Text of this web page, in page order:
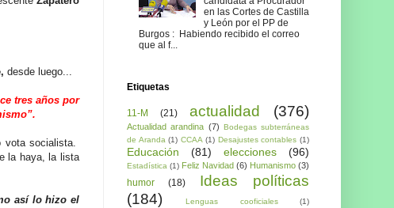
desde luego...
tres años por
socialista.
la haya, la lista
así lo hizo el
en las Cortes de Castilla
y León por el PP de
Burgos : Habiendo recibido el correo
que al f...
Etiquetas
11-M (21) actualidad (376)
Actualidad arandina (7) Bodegas subterráneas
de Aranda (1) CCAA (1) Desajustes contables (1)
Educación (81) elecciones (96)
Estadística (1) Feliz Navidad (6) Humanismo (3)
humor (18)
Ideas políticas
(184)
Lenguas cooficiales (1)